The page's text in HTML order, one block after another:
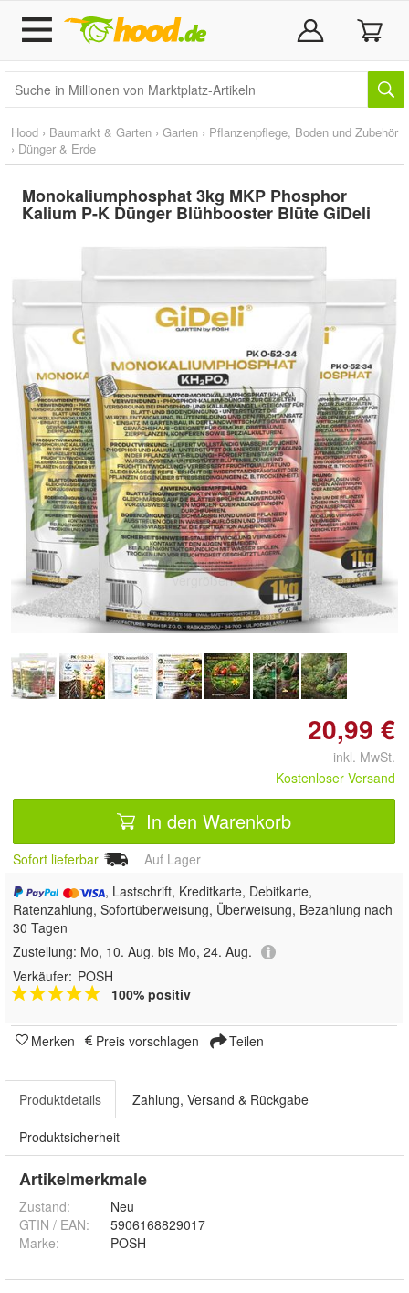
Hood › Baumarkt & Garten › Garten › Pflanzenpflege, Boden und Zubehör
› Dünger & Erde
Monokaliumphosphat 3kg MKP Phosphor
Kalium P-K Dünger Blühbooster Blüte GiDeli
Doppelt antippen zum
vergrößern
20,99 €
inkl. MwSt.
Kostenloser Versand
In den Warenkorb
Sofort lieferbar
Auf Lager
, Lastschrift, Kreditkarte, Debitkarte,
Ratenzahlung, Sofortüberweisung, Überweisung, Bezahlung nach
30 Tagen
Zustellung: Mo, 10. Aug. bis Mo, 24. Aug.
Verkäufer: POSH
100% positiv
Merken Preis vorschlagen Teilen
Produktdetails Zahlung, Versand & Rückgabe
Produktsicherheit
Artikelmerkmale
Zustand:
Neu
GTIN / EAN:
5906168829017
Marke:
POSH